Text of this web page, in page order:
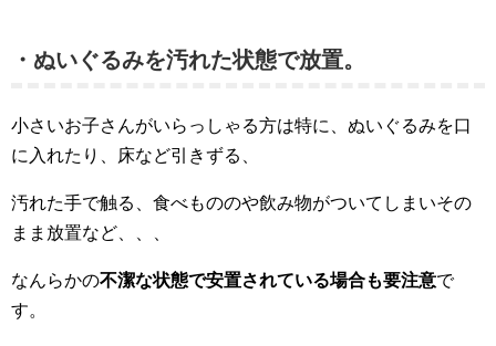
・ぬいぐるみを汚れた状態で放置。
小さいお子さんがいらっしゃる方は特に、ぬいぐるみを口
に入れたり、床など引きずる、
汚れた手で触る、食べもののや飲み物がついてしまいその
まま放置など、、、
なんらかの不潔な状態で安置されている場合も要注意で
す。